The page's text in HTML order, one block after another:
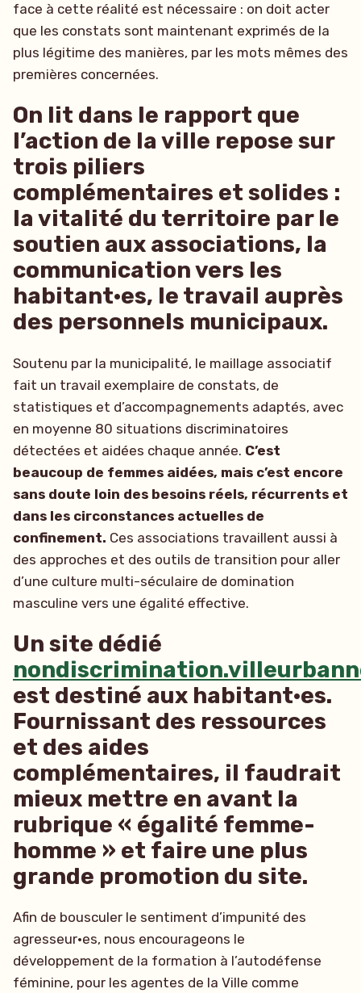
face à cette réalité est nécessaire : on doit acter
que les constats sont maintenant exprimés de la
plus légitime des manières, par les mots mêmes des
premières concernées.
On lit dans le rapport que
l’action de la ville repose sur
trois piliers
complémentaires et solides :
la vitalité du territoire par le
soutien aux associations, la
communication vers les
habitant·es, le travail auprès
des personnels municipaux.
Soutenu par la municipalité, le maillage associatif
fait un travail exemplaire de constats, de
statistiques et d’accompagnements adaptés, avec
en moyenne 80 situations discriminatoires
détectées et aidées chaque année. C’est
beaucoup de femmes aidées, mais c’est encore
sans doute loin des besoins réels, récurrents et
dans les circonstances actuelles de
confinement. Ces associations travaillent aussi à
des approches et des outils de transition pour aller
d’une culture multi-séculaire de domination
masculine vers une égalité effective.
Un site dédié
est destiné aux habitant·es.
Fournissant des ressources
et des aides
complémentaires, il faudrait
mieux mettre en avant la
rubrique « égalité femme-
homme » et faire une plus
grande promotion du site.
Afin de bousculer le sentiment d’impunité des
agresseur·es, nous encourageons le
développement de la formation à l’autodéfense
féminine, pour les agentes de la Ville comme